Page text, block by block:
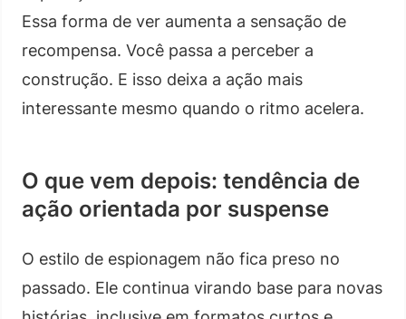
Essa forma de ver aumenta a sensação de
recompensa. Você passa a perceber a
construção. E isso deixa a ação mais
interessante mesmo quando o ritmo acelera.
O que vem depois: tendência de
ação orientada por suspense
O estilo de espionagem não fica preso no
passado. Ele continua virando base para novas